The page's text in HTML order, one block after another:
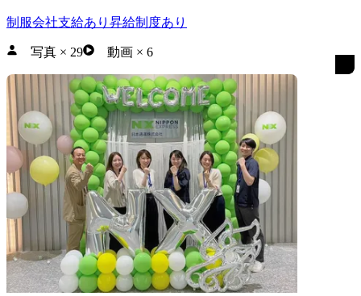
制服会社支給あり 昇給制度あり
写真 × 29 動画 × 6